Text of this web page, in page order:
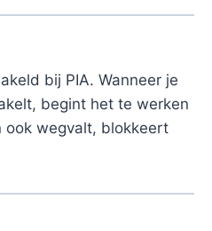
bij PIA. Wanneer je
begint het te werken
ook wegvalt, blokkeert